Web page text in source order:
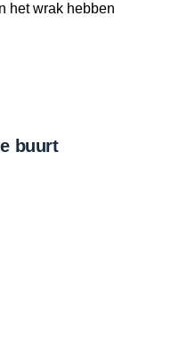
het wrak hebben
buurt